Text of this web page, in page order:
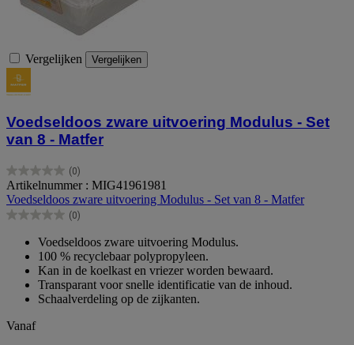
Vergelijken Vergelijken
Voedseldoos zware uitvoering Modulus - Set
van 8 - Matfer
(0)
0.0
van
de
5
Artikelnummer : MIG41961981
Voedseldoos zware uitvoering Modulus - Set van 8 - Matfer
(0)
0.0
sterren.
Voedseldoos zware uitvoering Modulus.
100 % recyclebaar polypropyleen.
Kan in de koelkast en vriezer worden bewaard.
Transparant voor snelle identificatie van de inhoud.
Schaalverdeling op de zijkanten.
Vanaf